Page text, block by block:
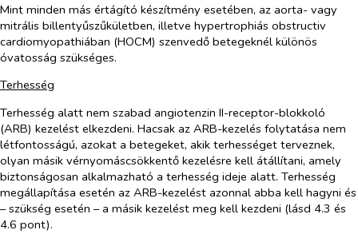
Mint minden más értágító készítmény esetében, az aorta- vagy
mitrális billentyűszűkületben, illetve hypertrophiás obstructiv
cardiomyopathiában (HOCM) szenvedő betegeknél különös
óvatosság szükséges.
Terhesség
Terhesség alatt nem szabad angiotenzin II-receptor-blokkoló
(ARB) kezelést elkezdeni. Hacsak az ARB-kezelés folytatása nem
létfontosságú, azokat a betegeket, akik terhességet terveznek,
olyan másik vérnyomáscsökkentő kezelésre kell átállítani, amely
biztonságosan alkalmazható a terhesség ideje alatt. Terhesség
megállapítása esetén az ARB-kezelést azonnal abba kell hagyni és
– szükség esetén – a másik kezelést meg kell kezdeni (lásd 4.3 és
4.6 pont).